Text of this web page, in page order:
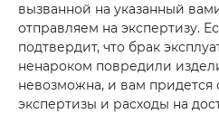
вызванной на указанный
отправляем на экспертизу.
подтвердит, что брак
ненароком повредили
невозможна, и вам придется
экспертизы и расходы на